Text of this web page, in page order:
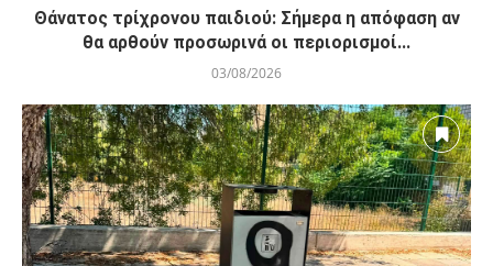
Θάνατος τρίχρονου παιδιού: Σήμερα η απόφαση αν
θα αρθούν προσωρινά οι περιορισμοί...
03/08/2026